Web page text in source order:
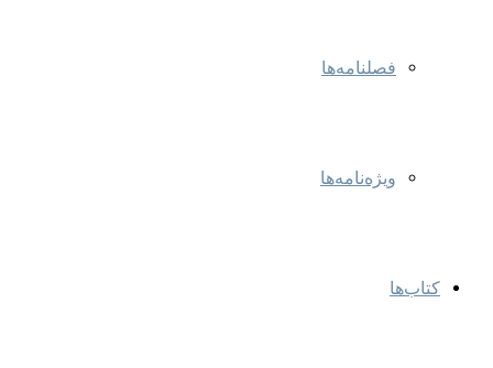
فصلنامه‌ها
ویژه‌نامه‌ها
کتاب‌ها